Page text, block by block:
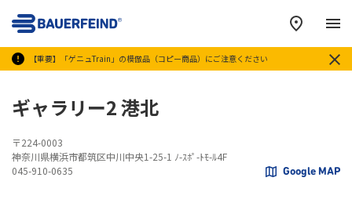
【重要】「ゲニュTrain」の模倣品（コピー商品）にご注意ください
メ
ギャラリー2 港北
〒224-0003
神奈川県横浜市都筑区中川中央1-25-1 ﾉ-ｽﾎﾟ-ﾄﾓ-ﾙ4F
045-910-0635
Google MAP